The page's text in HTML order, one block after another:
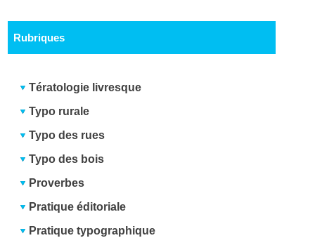
Rubriques
Tératologie livresque
Typo rurale
Typo des rues
Typo des bois
Proverbes
Pratique éditoriale
Pratique typographique